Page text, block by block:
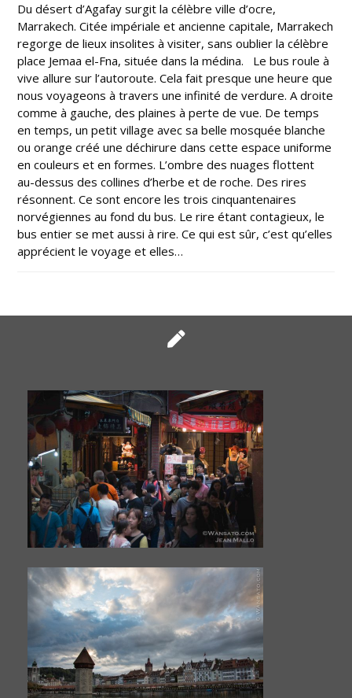
Du désert d’Agafay surgit la célèbre ville d’ocre,
Marrakech. Citée impériale et ancienne capitale, Marrakech
regorge de lieux insolites à visiter, sans oublier la célèbre
place Jemaa el-Fna, située dans la médina. Le bus roule à
vive allure sur l’autoroute. Cela fait presque une heure que
nous voyageons à travers une infinité de verdure. A droite
comme à gauche, des plaines à perte de vue. De temps
en temps, un petit village avec sa belle mosquée blanche
ou orange créé une déchirure dans cette espace uniforme
en couleurs et en formes. L’ombre des nuages flottent
au-dessus des collines d’herbe et de roche. Des rires
résonnent. Ce sont encore les trois cinquantenaires
norvégiennes au fond du bus. Le rire étant contagieux, le
bus entier se met aussi à rire. Ce qui est sûr, c’est qu’elles
apprécient le voyage et elles…